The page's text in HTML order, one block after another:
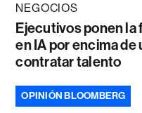
NEGOCIOS
Ejecutivos ponen la
en IA por encima de
contratar talento
OPINIÓN BLOOMBERG